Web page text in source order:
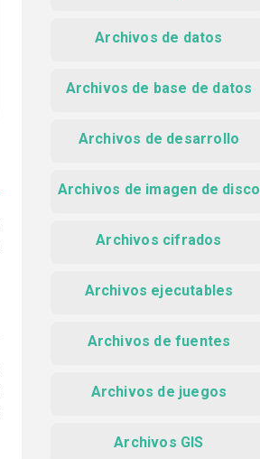
Archivos de datos
Archivos de base de datos
Archivos de desarrollo
Archivos de imagen de disco
Archivos cifrados
Archivos ejecutables
Archivos de fuentes
Archivos de juegos
Archivos GIS